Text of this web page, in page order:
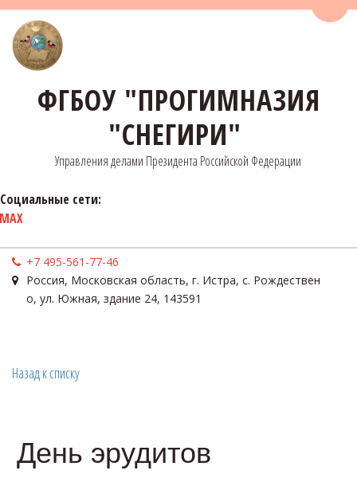
ФГБОУ "ПРОГИМНАЗИЯ
"СНЕГИРИ"
Управления делами Президента Российской Федерации
Социальные сети:
MAX
+7 495-561-77-46
Россия, Московская область, г. Истра, с. Рождествен
о, ул. Южная, здание 24, 143591
Назад к списку
День эрудитов